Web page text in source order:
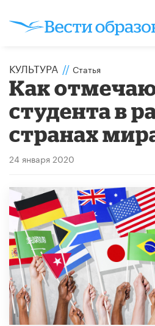
КУЛЬТУРА // Статья
Как
студента в
странах
24 января 2020